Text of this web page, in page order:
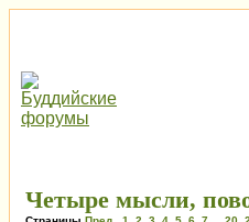
Четыре мысли,